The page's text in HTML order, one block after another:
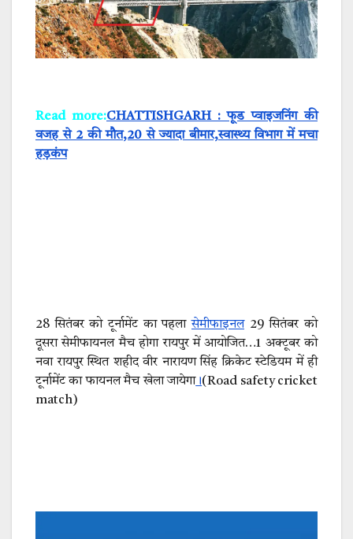
Read more:CHATTISHGARH : फूड प्वाइजनिंग की
वजह से 2 की मौत,20 से ज्यादा बीमार,स्वास्थ्य विभाग में मचा
हड़कंप
28 सितंबर को टूर्नामेंट का पहलासेमीफाइनल29 सितंबर को
दूसरा सेमीफायनल मैच होगा रायपुर में आयोजित…1 अक्टूबर को
नवा रायपुर स्थित शहीद वीर नारायण सिंह क्रिकेट स्टेडियम में ही
टूर्नामेंट का फायनल मैच खेला जायेगा।(Road safety cricket
match)